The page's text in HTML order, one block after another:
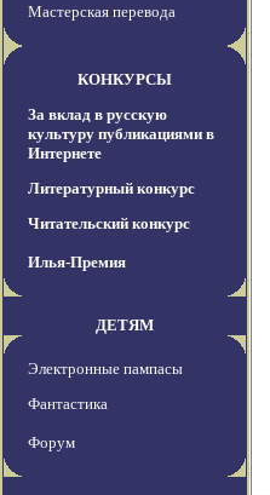
Мастерская перевода
КОНКУРСЫ
За вклад в русскую
культуру публикациями в
Интернете
Литературный конкурс
Читательский конкурс
Илья-Премия
ДЕТЯМ
Электронные пампасы
Фантастика
Форум